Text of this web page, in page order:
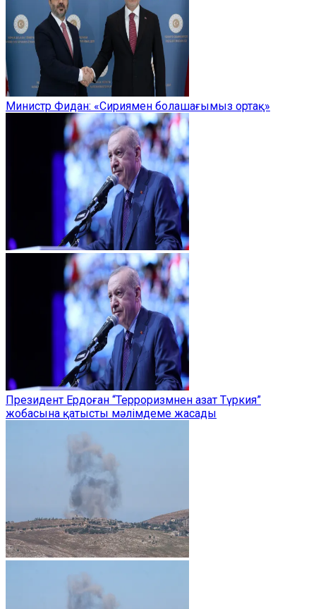
Министр Фидан: «Сириямен болашағымыз ортақ»
Президент Ердоған “Терроризмнен азат Түркия”
жобасына қатысты мәлімдеме жасады